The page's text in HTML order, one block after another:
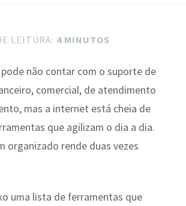
LEITURA: 4 MINUTOS
não contar com o suporte de
comercial, de atendimento
mas a internet está cheia de
que agilizam o dia a dia.
organizado rende duas vezes
uma lista de ferramentas que